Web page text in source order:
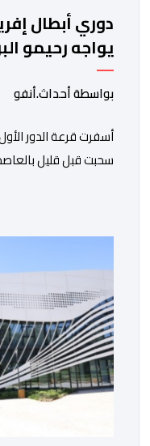
دوري أبطال
يواجه رحيمو
بواسطة أحداث.أنفو
أسفرت قرعة الدور
سحبت قبل قليل
نهضة بركان على موعد
الغامبي، حيث يطمح